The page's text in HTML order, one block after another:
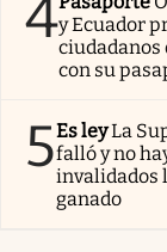
4y Ecuador
ciudadanos
con su
5Es leyLa
falló y no
invalidados
ganado